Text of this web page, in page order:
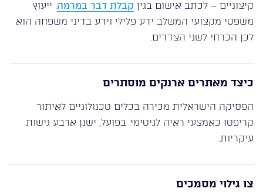
קיצוניים – לכתב אישום בגין קבלת דבר במרמה. ייעוץ
משפטי מקצועי המשלב ידע פלילי וידע בדיני משפחה הוא
לכן הכרחי לשני הצדדים.
כיצד מאתרים ארנקים מוסתרים
הפסיקה הישראלית מכירה בכלים טכנולוגיים לאיתור
קריפטו כאמצעי ראיה לגיטימי. בפועל, ישנן ארבע גישות
עיקריות.
צו גילוי מסמכים